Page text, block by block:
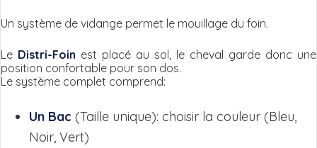
Un système de vidange permet le mouillage du foin.
Le Distri-Foin est placé au sol, le cheval garde donc une
position confortable pour son dos.
Le système complet comprend:
Un Bac (Taille unique): choisir la couleur (Bleu,
Noir, Vert)